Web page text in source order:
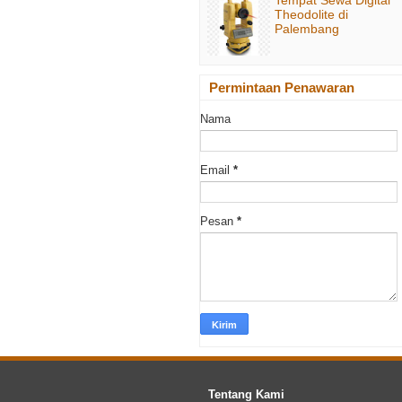
Theodolite di
Palembang
Permintaan Penawaran
Nama
Email *
Pesan *
Tentang Kami